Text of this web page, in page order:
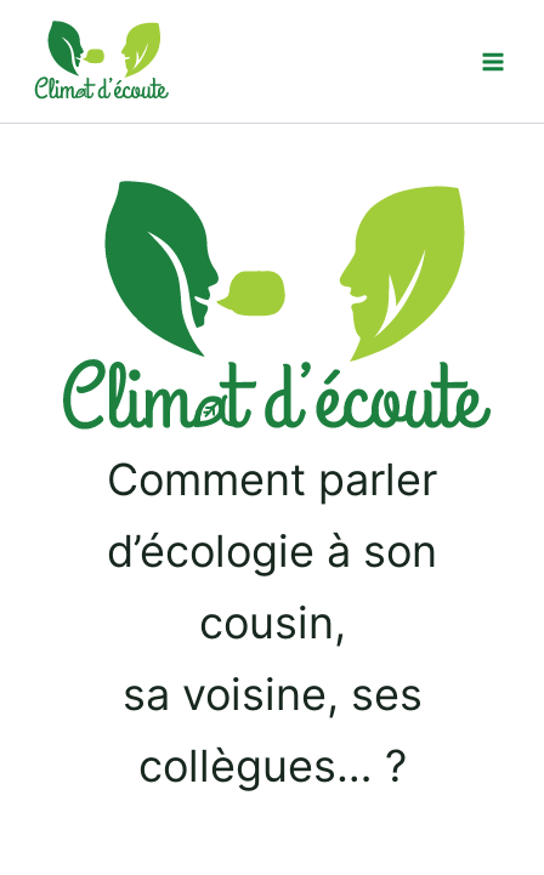
contenu
Comment parler
d’écologie à son
cousin,
sa voisine, ses
collègues… ?